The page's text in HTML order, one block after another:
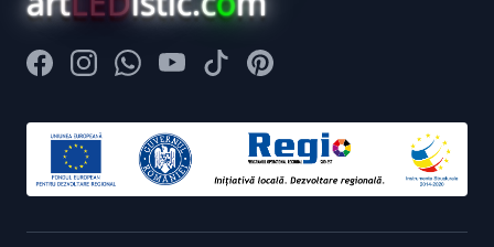
FacebookInstagramWhatsappYoutubeTiktokPinterest